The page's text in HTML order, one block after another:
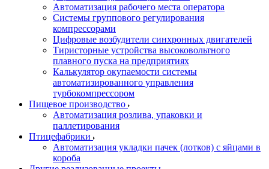
Автоматизация рабочего места оператора
Системы группового регулирования
компрессорами
Цифровые возбудители синхронных двигателей
Тиристорные устройства высоковольтного
плавного пуска на предприятиях
Калькулятор окупаемости системы
автоматизированного управления
турбокомпрессором
Пищевое производство
Автоматизация розлива, упаковки и
паллетирования
Птицефабрики
Автоматизация укладки пачек (лотков) с яйцами в
короба